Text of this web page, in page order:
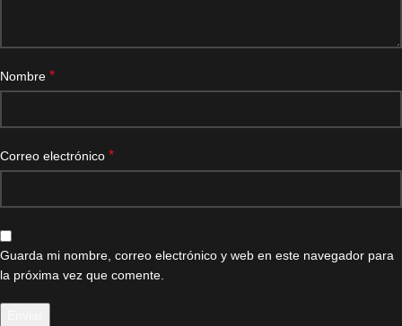
Nombre *
Correo electrónico *
Guarda mi nombre, correo electrónico y web en este navegador para
la próxima vez que comente.